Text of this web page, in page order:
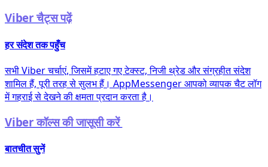
Viber चैट्स पढ़ें
हर संदेश तक पहुँच
सभी Viber चर्चाएं, जिसमें हटाए गए टेक्स्ट, निजी थ्रेड और संग्रहीत संदेश
शामिल हैं, पूरी तरह से सुलभ हैं। AppMessenger आपको व्यापक चैट लॉग
में गहराई से देखने की क्षमता प्रदान करता है।
Viber कॉल्स की जासूसी करें
बातचीत सुनें